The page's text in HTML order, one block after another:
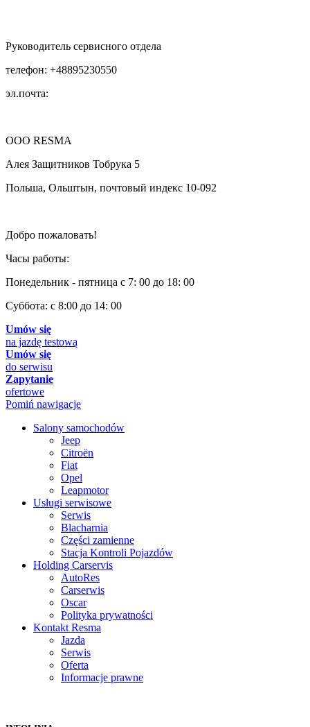
Руководитель сервисного отдела
телефон: +48895230550
эл.почта:
OOO RESMA
Алея Защитников Тобрука 5
Польша, Ольштын, почтовый индекс 10-092
Добро пожаловать!
Часы работы:
Понедельник - пятница с 7: 00 до 18: 00
Суббота: с 8:00 до 14: 00
Umów się
na jazdę testową
Umów się
do serwisu
Zapytanie
ofertowe
Pomiń nawigacje
Salony samochodów
Jeep
Citroën
Fiat
Opel
Leapmotor
Usługi serwisowe
Serwis
Blacharnia
Części zamienne
Stacja Kontroli Pojazdów
Holding Carservis
AutoRes
Carserwis
Oscar
Polityka prywatności
Kontakt Resma
Jazda
Serwis
Oferta
Informacje prawne